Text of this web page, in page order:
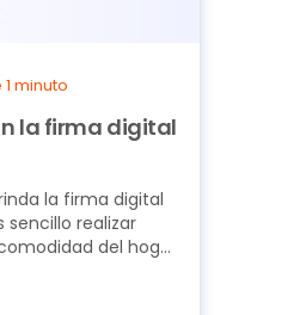
minuto
la firma digital
la firma digital
sencillo realizar
del hogar,